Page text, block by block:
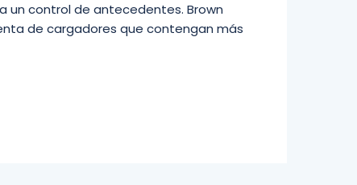
un control de antecedentes. Brown
de cargadores que contengan más